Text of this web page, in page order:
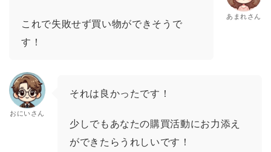
これで失敗せず買い物ができそうで
す！
あまれさん
おにいさん
それは良かったです！
少しでもあなたの購買活動にお力添え
ができたらうれしいです！